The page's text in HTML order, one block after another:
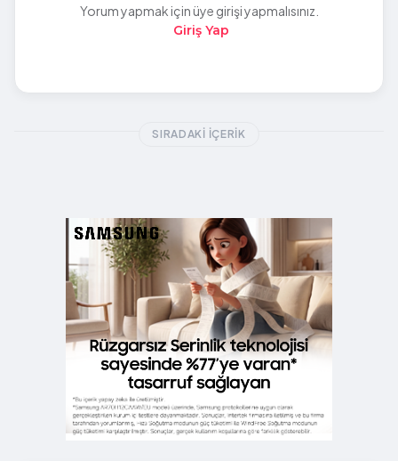
Yorum yapmak için üye girişi yapmalısınız.
Giriş Yap
SIRADAKI İÇERIK